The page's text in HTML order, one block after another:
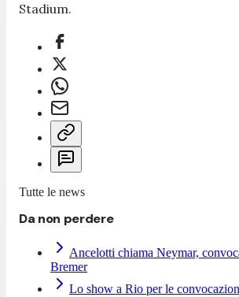
Stadium.
Tutte le news
Da non perdere
Ancelotti chiama Neymar,
Bremer
Lo show a Rio per le